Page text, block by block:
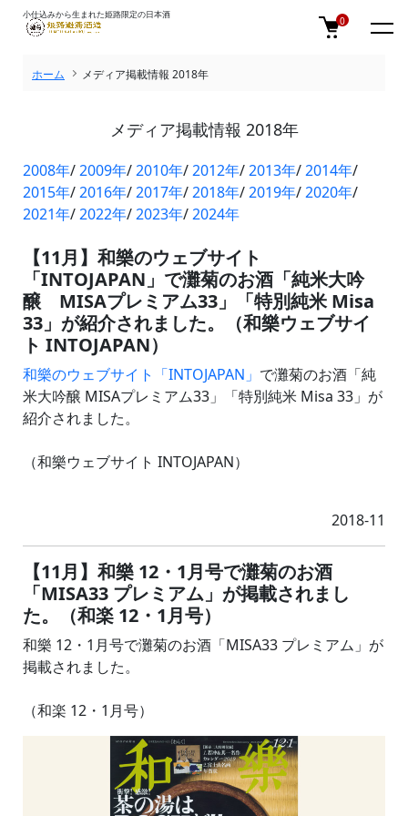
小仕込みから生まれた姫路限定の日本酒 0
ホーム メディア掲載情報 2018年
メディア掲載情報 2018年
2008年/2009年/2010年/2012年/2013年/2014年/
2015年/2016年/2017年/2018年/2019年/2020年/
2021年/2022年/2023年/2024年
【11月】和樂のウェブサイト
「INTOJAPAN」で灘菊のお酒「純米大吟
醸 MISAプレミアム33」「特別純米 Misa
33」が紹介されました。（和樂ウェブサイ
ト INTOJAPAN）
和樂のウェブサイト「INTOJAPAN」 で灘菊のお酒「純
米大吟醸 MISAプレミアム33」「特別純米 Misa 33」が
紹介されました。
（和樂ウェブサイト INTOJAPAN）
2018-11
【11月】和樂 12・1月号で灘菊のお酒
「MISA33 プレミアム」が掲載されまし
た。（和楽 12・1月号）
和樂 12・1月号で灘菊のお酒「MISA33 プレミアム」が
掲載されました。
（和楽 12・1月号）